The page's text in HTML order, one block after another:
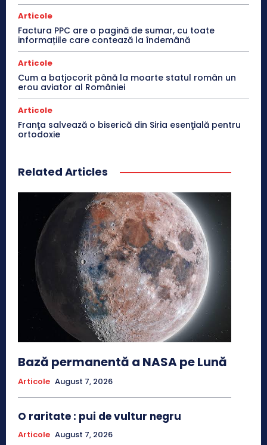
Articole
Factura PPC are o pagină de sumar, cu toate
informațiile care contează la îndemână
Articole
Cum a batjocorit până la moarte statul român un
erou aviator al României
Articole
Franţa salvează o biserică din Siria esenţială pentru
ortodoxie
Related Articles
Bază permanentă a NASA pe Lună
Articole August 7, 2026
O raritate : pui de vultur negru
Articole August 7, 2026